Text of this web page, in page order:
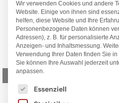
Zurück
Wir verwenden Cookies und andere
Website. Einige von ihnen sind
helfen, diese Website und Ihre
Personenbezogene Daten können
Adressen), z. B. für personalisierte
Anzeigen- und Inhaltsmessung.
Verwendung Ihrer Daten finden Sie
Sie können Ihre Auswahl jederzeit
anpassen.
Es folgt eine Liste der
Essenziell